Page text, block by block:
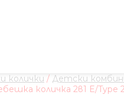
колички / Детски
количка 2в1 E/Type